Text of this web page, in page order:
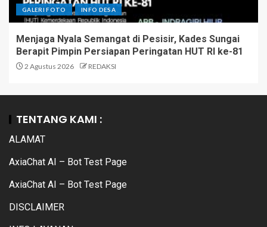
GALERI FOTO INFO DESA
Menjaga Nyala Semangat di Pesisir, Kades Sungai
Berapit Pimpin Persiapan Peringatan HUT RI ke-81
2 Agustus 2026 REDAKSI
TENTANG KAMI :
ALAMAT
AxiaChat AI – Bot Test Page
AxiaChat AI – Bot Test Page
DISCLAIMER